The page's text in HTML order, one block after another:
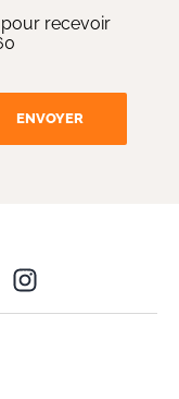
recevoir
ENVOYER